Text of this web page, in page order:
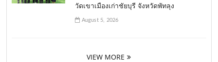
วัดเขาเมืองเก่าชัยบุรี จังหวัดพัทลุง
August 5, 2026
VIEW MORE